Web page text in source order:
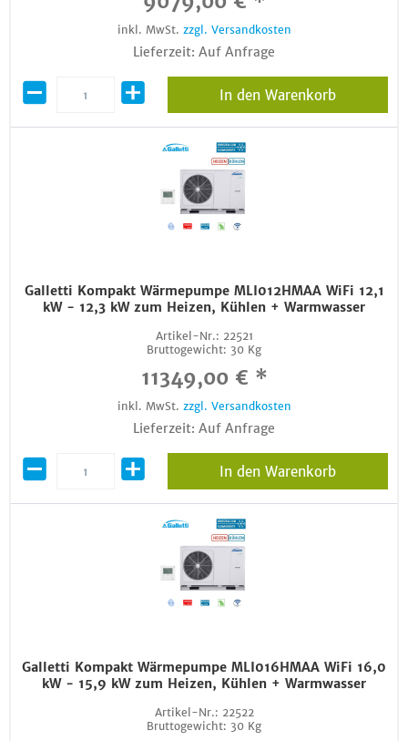
inkl. MwSt. zzgl. Versandkosten
Lieferzeit: Auf Anfrage
In den Warenkorb
Galletti Kompakt Wärmepumpe MLI012HMAA WiFi 12,1
kW - 12,3 kW zum Heizen, Kühlen + Warmwasser
Artikel-Nr.: 22521
Bruttogewicht: 30 Kg
11349,00 € *
inkl. MwSt. zzgl. Versandkosten
Lieferzeit: Auf Anfrage
In den Warenkorb
Galletti Kompakt Wärmepumpe MLI016HMAA WiFi 16,0
kW - 15,9 kW zum Heizen, Kühlen + Warmwasser
Artikel-Nr.: 22522
Bruttogewicht: 30 Kg